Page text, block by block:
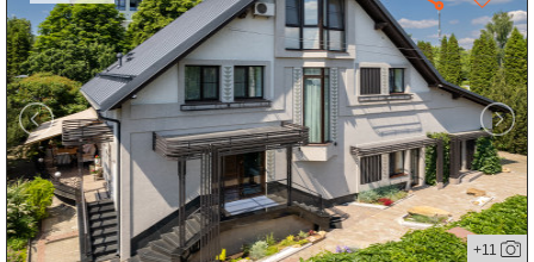
+11